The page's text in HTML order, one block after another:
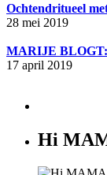
Ochtendritueel
28 mei 2019
MARIJE
17 april 2019
Hi